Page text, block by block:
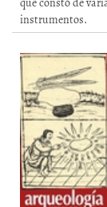
instrumentos.